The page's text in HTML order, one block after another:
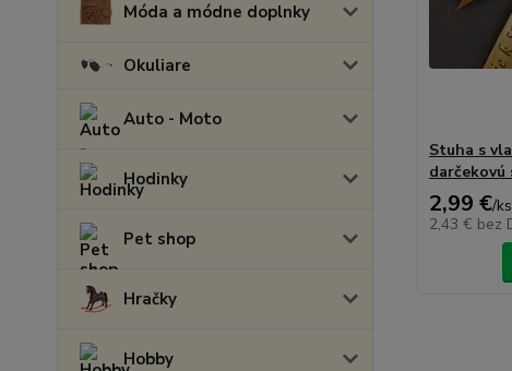
Móda a módne doplnky
Okuliare
Auto - Moto
Hodinky
Pet shop
Hračky
Hobby
Stuha s
darčekovú
2,99 €/ks
2,43 € bez